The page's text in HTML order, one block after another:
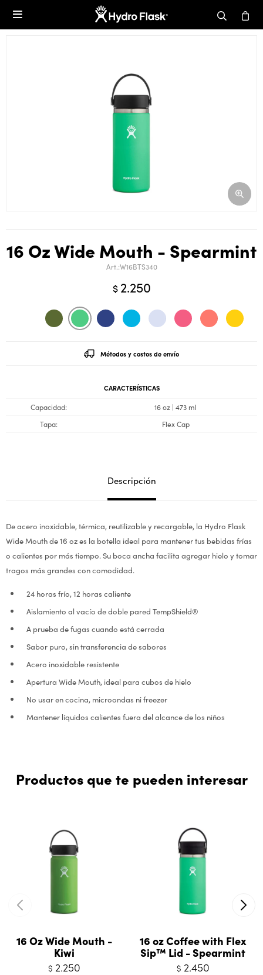

16 Oz Wide Mouth - Spearmint
W16BTS340
$ 2.250
Métodos y costos de envío
CARACTERÍSTICAS
Capacidad
16 oz | 473 ml
Tapa
Flex Cap
Descripción
De acero inoxidable, térmica, reutilizable y recargable, la Hydro Flask
Wide Mouth de 16 oz es la botella ideal para mantener tus bebidas frías
o calientes por más tiempo. Su boca ancha facilita agregar hielo y tomar
tragos más grandes con comodidad.
24 horas frío, 12 horas caliente
Aislamiento al vacío de doble pared TempShield®
A prueba de fugas cuando está cerrada
Sabor puro, sin transferencia de sabores
Acero inoxidable resistente
Apertura Wide Mouth, ideal para cubos de hielo
No usar en cocina, microondas ni freezer
Mantener líquidos calientes fuera del alcance de los niños
Productos que te pueden interesar
16 Oz Wide Mouth -
Kiwi
$ 2.250
16 oz Coffee with Flex
Sip™ Lid - Spearmint
$ 2.450